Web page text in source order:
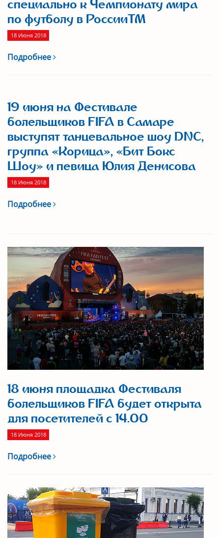
специально к Чемпионату мира
по футболу в РоссииTM
18 Июня 2018
Подробнее
19 июня на Фестивале
болельщиков FIFA в Самаре
выступят танцевальное шоу DNC,
группа «Корица», «Бит Бокс
Шоу» и певица Юлия Денисова
18 Июня 2018
Подробнее
18 июня площадка Фестиваля
болельщиков FIFA будет открыта
для посетителей с 14.00
18 Июня 2018
Подробнее